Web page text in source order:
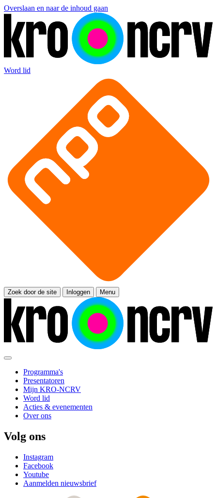
Overslaan en naar de inhoud gaan
Word lid
Zoek door de site Inloggen Menu
Programma's
Presentatoren
Mijn KRO-NCRV
Word lid
Acties & evenementen
Over ons
Volg ons
Instagram
Facebook
Youtube
Aanmelden nieuwsbrief